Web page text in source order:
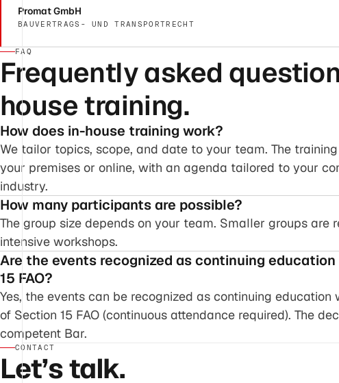
Promat GmbH
BAUVERTRAGS- UND TRANSPORTRECHT
FAQ
Frequently asked
house training.
How does in-house training work?
We tailor topics, scope, and date to your team. The
your premises or online, with an agenda tailored to your
industry.
How many participants are possible?
The group size depends on your team. Smaller groups are
intensive workshops.
Are the events recognized as continuing
15 FAO?
Yes, the events can be recognized as continuing education
of Section 15 FAO (continuous attendance required). The
competent Bar.
CONTACT
Let’s talk.